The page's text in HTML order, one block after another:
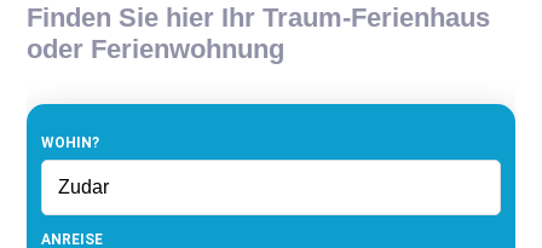
Finden Sie hier Ihr Traum-Ferienhaus
oder Ferienwohnung
WOHIN?
ANREISE